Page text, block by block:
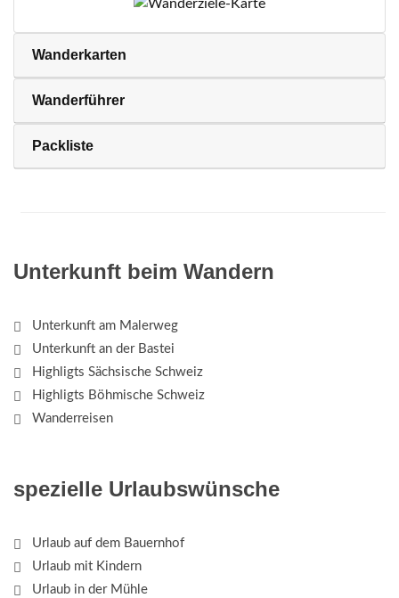
Wanderkarten
Wanderführer
Packliste
Unterkunft beim Wandern
Unterkunft am Malerweg
Unterkunft an der Bastei
Highligts Sächsische Schweiz
Highligts Böhmische Schweiz
Wanderreisen
spezielle Urlaubswünsche
Urlaub auf dem Bauernhof
Urlaub mit Kindern
Urlaub in der Mühle